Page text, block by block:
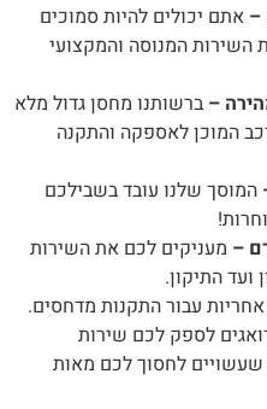
יכולים להיות סמוכים
המנוסה והמקצועי
–ברשותנו מחסן גדול מלא
המוכן לאספקה והתקנה
שלנו עובד בשבילכם
מעניקים לכם את השירות
התיקון.
עבור התקנות מדחסים.
לספק לכם שירות
לחסוך לכם מאות